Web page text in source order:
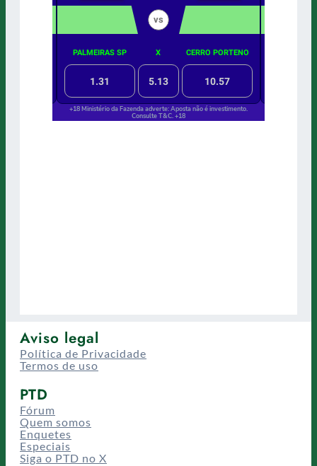
Aviso legal
Política de Privacidade
Termos de uso
PTD
Fórum
Quem somos
Enquetes
Especiais
Siga o PTD no X